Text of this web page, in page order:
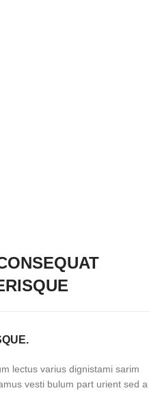
lectus varius dignistami sarim
vesti bulum part urient sed a